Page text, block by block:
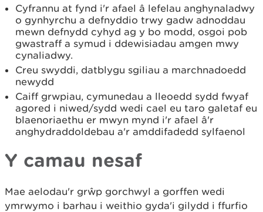
Cyfrannu at fynd i'r afael â lefelau anghynaladwy
o gynhyrchu a defnyddio trwy gadw adnoddau
mewn defnydd cyhyd ag y bo modd, osgoi pob
gwastraff a symud i ddewisiadau amgen mwy
cynaliadwy.
Creu swyddi, datblygu sgiliau a marchnadoedd
newydd
Caiff grwpiau, cymunedau a lleoedd sydd fwyaf
agored i niwed/sydd wedi cael eu taro galetaf eu
blaenoriaethu er mwyn mynd i'r afael â'r
anghydraddoldebau a'r amddifadedd sylfaenol
Y camau nesaf
Mae aelodau'r grŵp gorchwyl a gorffen wedi
ymrwymo i barhau i weithio gyda'i gilydd i ffurfio